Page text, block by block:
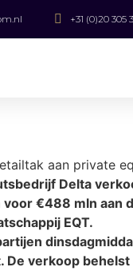
+31 (0)20 305
aan private
Delta
€488 mln aan
EQT.
De verkoop